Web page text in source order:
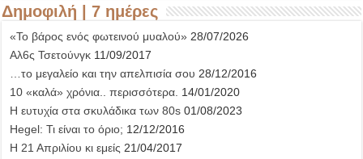
Δημοφιλή | 7 ημέρες
«Το βάρος ενός φωτεινού μυαλού» 28/07/2026
Αλ6ς Τσετούνγκ 11/09/2017
…το μεγαλείο και την απελπισία σου 28/12/2016
10 «καλά» χρόνια.. περισσότερα. 14/01/2020
Η ευτυχία στα σκυλάδικα των 80s 01/08/2023
Hegel: Τι είναι το όριο; 12/12/2016
Η 21 Απριλίου κι εμείς 21/04/2017